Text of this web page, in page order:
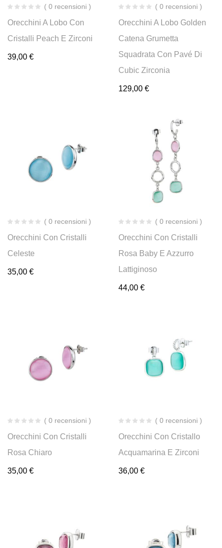
( 0 recensioni )
Orecchini A Lobo Con
Cristalli Peach E Zirconi
39,00 €
( 0 recensioni )
Orecchini A Lobo Golden
Catena Grumetta
Squadrata Con Pavé Di
Cubic Zirconia
129,00 €
( 0 recensioni )
Orecchini Con Cristalli
Celeste
35,00 €
( 0 recensioni )
Orecchini Con Cristalli
Rosa Baby E Azzurro
Lattiginoso
44,00 €
( 0 recensioni )
Orecchini Con Cristalli
Rosa Chiaro
35,00 €
( 0 recensioni )
Orecchini Con Cristallo
Acquamarina E Zirconi
36,00 €